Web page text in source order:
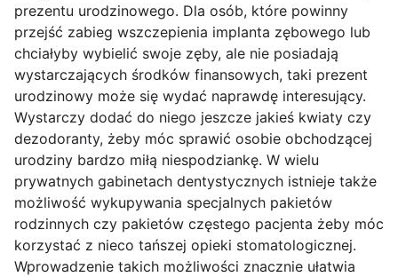
prezentu urodzinowego. Dla osób, które powinny
przejść zabieg wszczepienia implanta zębowego lub
chciałyby wybielić swoje zęby, ale nie posiadają
wystarczających środków finansowych, taki prezent
urodzinowy może się wydać naprawdę interesujący.
Wystarczy dodać do niego jeszcze jakieś kwiaty czy
dezodoranty, żeby móc sprawić osobie obchodzącej
urodziny bardzo miłą niespodziankę. W wielu
prywatnych gabinetach dentystycznych istnieje także
możliwość wykupywania specjalnych pakietów
rodzinnych czy pakietów częstego pacjenta żeby móc
korzystać z nieco tańszej opieki stomatologicznej.
Wprowadzenie takich możliwości znacznie ułatwia